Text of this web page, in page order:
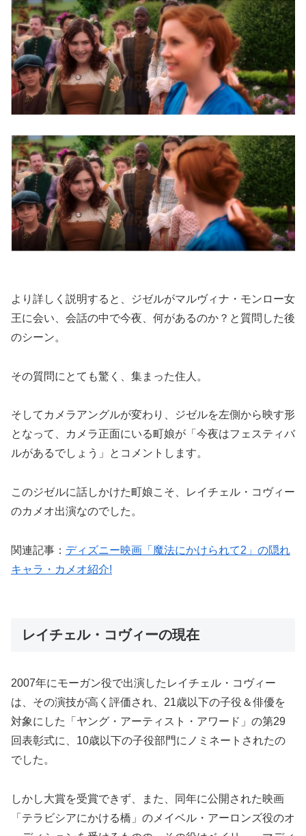
より詳しく説明すると、ジゼルがマルヴィナ・モンロー女
王に会い、会話の中で今夜、何があるのか？と質問した後
のシーン。
その質問にとても驚く、集まった住人。
そしてカメラアングルが変わり、ジゼルを左側から映す形
となって、カメラ正面にいる町娘が「今夜はフェスティバ
ルがあるでしょう」とコメントします。
このジゼルに話しかけた町娘こそ、レイチェル・コヴィー
のカメオ出演なのでした。
関連記事： ディズニー映画「魔法にかけられて2」の隠れ
キャラ・カメオ紹介!
レイチェル・コヴィーの現在
2007年にモーガン役で出演したレイチェル・コヴィー
は、その演技が高く評価され、21歳以下の子役＆俳優を
対象にした「ヤング・アーティスト・アワード」の第29
回表彰式に、10歳以下の子役部門にノミネートされたの
でした。
しかし大賞を受賞できず、また、同年に公開された映画
「テラビシアにかける橋」のメイベル・アーロンズ役のオ